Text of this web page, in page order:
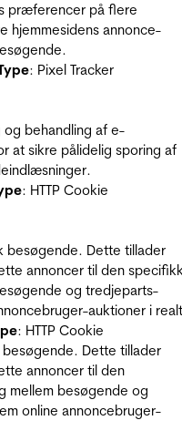
præferencer på flere
hjemmesidens annonce-
: Pixel Tracker
og behandling af e-
at sikre pålidelig sporing af
: HTTP Cookie
Dette tillader
annoncer til den
og tredjeparts-
auktioner i
: HTTP Cookie
Dette tillader
annoncer til den
mellem besøgende og
online annoncebruger-